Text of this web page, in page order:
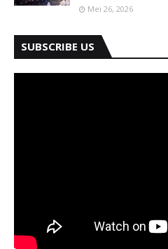
Mei 26, 2026
SUBSCRIBE US